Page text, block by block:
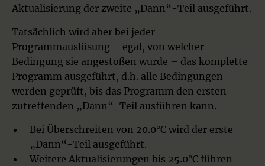
Aktualisierung der zweite „Dann“-Teil ausgeführt.
Tatsächlich wird aber bei jeder
Programmauslösung – egal, von welcher
Bedingung sie angestoßen wurde – das komplette
Programm ausgeführt, d.h. alle Bedingungen
werden geprüft, bis das Programm den ersten
zutreffenden „Dann“-Teil ausführen kann.
Bei Überschreiten von 20.0°C wird der erste
„Dann“-Teil ausgeführt.
Weitere Aktualisierungen bis 25.0°C führen